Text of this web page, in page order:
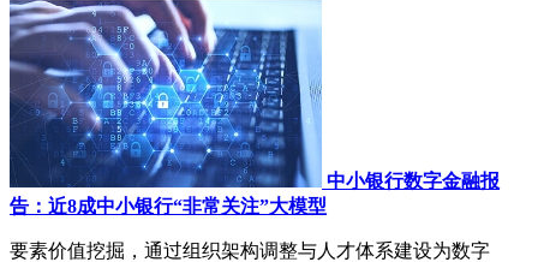
中小银行数字金融报
告：近8成中小银行“非常关注”大模型
要素价值挖掘，通过组织架构调整与人才体系建设为数字